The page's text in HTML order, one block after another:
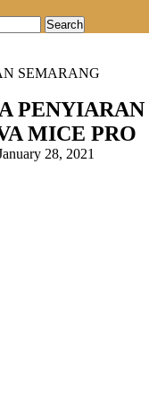
SEMARANG
PENYIARAN
MICE PRO
28, 2021